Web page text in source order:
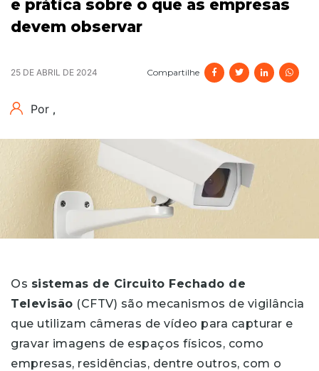
e prática sobre o que as empresas
devem observar
25 DE ABRIL DE 2024
Por ,
Compartilhe
Os sistemas de Circuito Fechado de
Televisão (CFTV) são mecanismos de vigilância
que utilizam câmeras de vídeo para capturar e
gravar imagens de espaços físicos, como
empresas, residências, dentre outros, com o